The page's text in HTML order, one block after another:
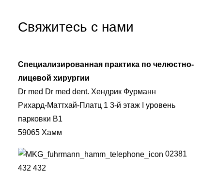
Свяжитесь с нами
Специализированная практика по челюстно-
лицевой хирургии
Dr med Dr med dent. Хендрик Фурманн
Рихард-Маттхай-Платц 1 3-й этаж I уровень
парковки B1
59065 Хамм
02381
432 432